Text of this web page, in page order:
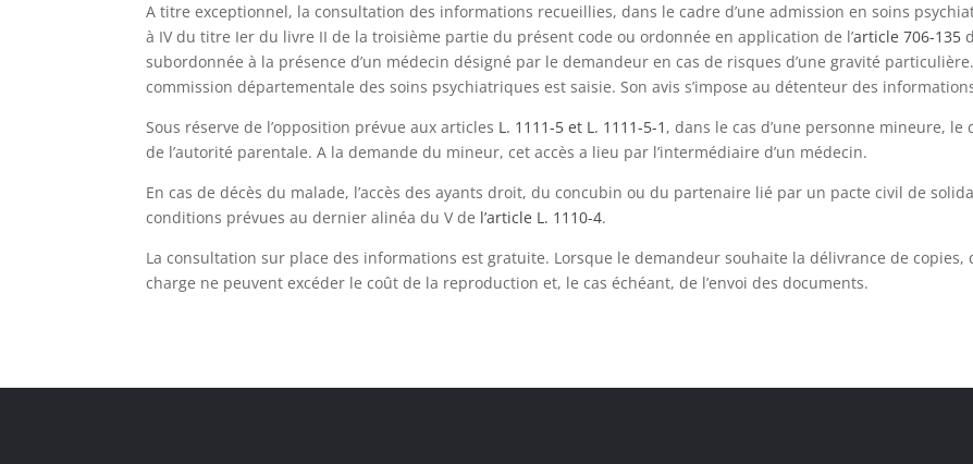
A titre exceptionnel, la consultation des informations recueillies, dans le cadre d’une admission en soins
à IV du titre Ier du livre II de la troisième partie du présent code ou ordonnée en application de l’article 706-135
subordonnée à la présence d’un médecin désigné par le demandeur en cas de risques d’une gravité
commission départementale des soins psychiatriques est saisie. Son avis s’impose au détenteur des
Sous réserve de l’opposition prévue aux articles L. 1111-5 et L. 1111-5-1 , dans le cas d’une personne mineure,
de l’autorité parentale. A la demande du mineur, cet accès a lieu par l’intermédiaire d’un médecin.
En cas de décès du malade, l’accès des ayants droit, du concubin ou du partenaire lié par un pacte civil de
conditions prévues au dernier alinéa du V de l’article L. 1110-4.
La consultation sur place des informations est gratuite. Lorsque le demandeur souhaite la délivrance de copies,
charge ne peuvent excéder le coût de la reproduction et, le cas échéant, de l’envoi des documents.